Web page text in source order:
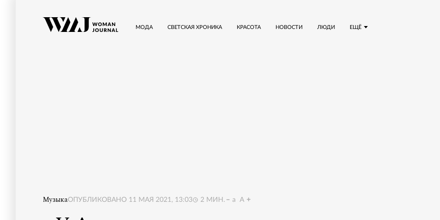
ЕЩЁ
МОДА СВЕТСКАЯ ХРОНИКА КРАСОТА НОВОСТИ ЛЮДИ
МузыкаОПУБЛИКОВАНО 11 МАЯ 2021, 13:03 2 МИН. a A